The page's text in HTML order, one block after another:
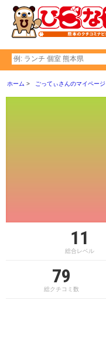
ホーム ごってぃさんのマイページ
11
総合レベル
79
総クチコミ数